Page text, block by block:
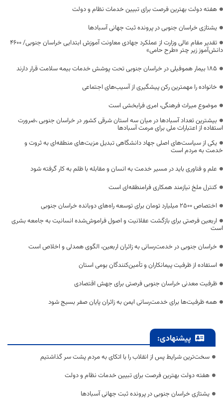
هفته دولت بهترین فرصت برای تبیین خدمات نظام و دولت
یشتازی خراسان جنوبی در پرونده ثبت جهانی آسبادها
تقدیر مقام عالی وزارت از عملکرد جهادی معاونت آموزش ابتدایی خراسان جنوبی/ ۴۶۰۰
دانش‌آموز زیر چتر «طرح حامی»
۱۸۵ بیمار هموفیلی در خراسان جنوبی تحت پوشش خدمات بیمه سلامت قرار دارند
خانواده را مهمترین رکن پیشگیری از آسیب‌های اجتماعی
موضوع میراث فرهنگی، امری فرابخشی است
بیشترین تعداد آسبادها در میان سه استان شرقی کشور در خراسان جنوبی ،ضرورت
استفاده از اعتبارات ملی برای مرمت آسبادها
یکی از سیاست‌های اصلی جهاد دانشگاهی تبدیل مزیت‌های منطقه‌ای به ثروت و
خدمت به مردم است
علم و فناوری باید در مسیر خدمت به انسان و مقابله با ظلم به کار گرفته شود
کنترل ملخ نیازمند همکاری فرامنطقه‌ای است
اختصاص 2500 میلیارد تومان برای توسعه راه‌های دوبانده خراسان جنوبی
اربعین فرصتی برای بازگشت عقلانیت و اصول فراموش‌شده انسانیت به جامعه بشری
است
خراسان جنوبی در خدمت‌رسانی به زائران اربعین، الگوی همدلی و اخلاص است
استفاده از ظرفیت پیمانکاران و تأمین‌کنندگان بومی استان
ظرفیت معدنی خراسان جنوبی فرصتی برای جهش اقتصادی
همه ظرفیت‌ها برای خدمت‌رسانی ایمن به زائران پایان صفر بسیج شود
پیشنهادی:
سخت‌ترین شرایط پس از انقلاب را با اتکای به مردم پشت سر گذاشتیم
هفته دولت بهترین فرصت برای تبیین خدمات نظام و دولت
یشتازی خراسان جنوبی در پرونده ثبت جهانی آسبادها